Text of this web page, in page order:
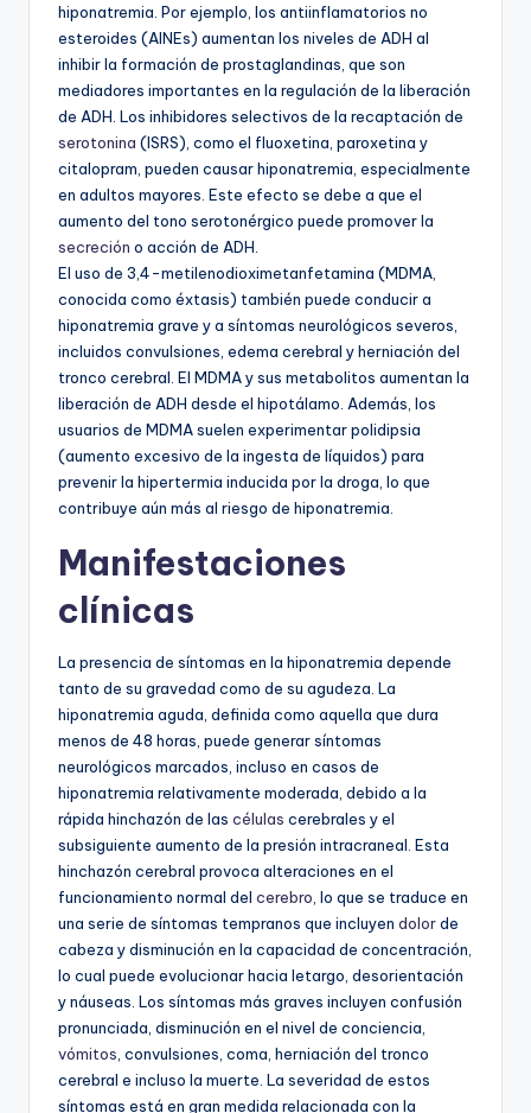
hiponatremia. Por ejemplo, los antiinflamatorios no
esteroides (AINEs) aumentan los niveles de ADH al
inhibir la formación de prostaglandinas, que son
mediadores importantes en la regulación de la liberación
de ADH. Los inhibidores selectivos de la recaptación de
serotonina (ISRS), como el fluoxetina, paroxetina y
citalopram, pueden causar hiponatremia, especialmente
en adultos mayores. Este efecto se debe a que el
aumento del tono serotonérgico puede promover la
secreción o acción de ADH.
El uso de 3,4-metilenodioximetanfetamina (MDMA,
conocida como éxtasis) también puede conducir a
hiponatremia grave y a síntomas neurológicos severos,
incluidos convulsiones, edema cerebral y herniación del
tronco cerebral. El MDMA y sus metabolitos aumentan la
liberación de ADH desde el hipotálamo. Además, los
usuarios de MDMA suelen experimentar polidipsia
(aumento excesivo de la ingesta de líquidos) para
prevenir la hipertermia inducida por la droga, lo que
contribuye aún más al riesgo de hiponatremia.
Manifestaciones
clínicas
La presencia de síntomas en la hiponatremia depende
tanto de su gravedad como de su agudeza. La
hiponatremia aguda, definida como aquella que dura
menos de 48 horas, puede generar síntomas
neurológicos marcados, incluso en casos de
hiponatremia relativamente moderada, debido a la
rápida hinchazón de las células cerebrales y el
subsiguiente aumento de la presión intracraneal. Esta
hinchazón cerebral provoca alteraciones en el
funcionamiento normal del cerebro , lo que se traduce en
una serie de síntomas tempranos que incluyen dolorde
cabeza y disminución en la capacidad de concentración,
lo cual puede evolucionar hacia letargo, desorientación
y náuseas. Los síntomas más graves incluyen confusión
pronunciada, disminución en el nivel de conciencia,
vómitos , convulsiones, coma, herniación del tronco
cerebral e incluso la muerte. La severidad de estos
síntomas está en gran medida relacionada con la